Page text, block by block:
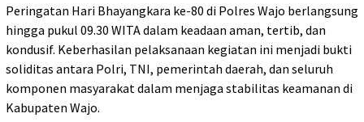
Peringatan Hari Bhayangkara ke-80 di Polres Wajo berlangsung
hingga pukul 09.30 WITA dalam keadaan aman, tertib, dan
kondusif. Keberhasilan pelaksanaan kegiatan ini menjadi bukti
soliditas antara Polri, TNI, pemerintah daerah, dan seluruh
komponen masyarakat dalam menjaga stabilitas keamanan di
Kabupaten Wajo.